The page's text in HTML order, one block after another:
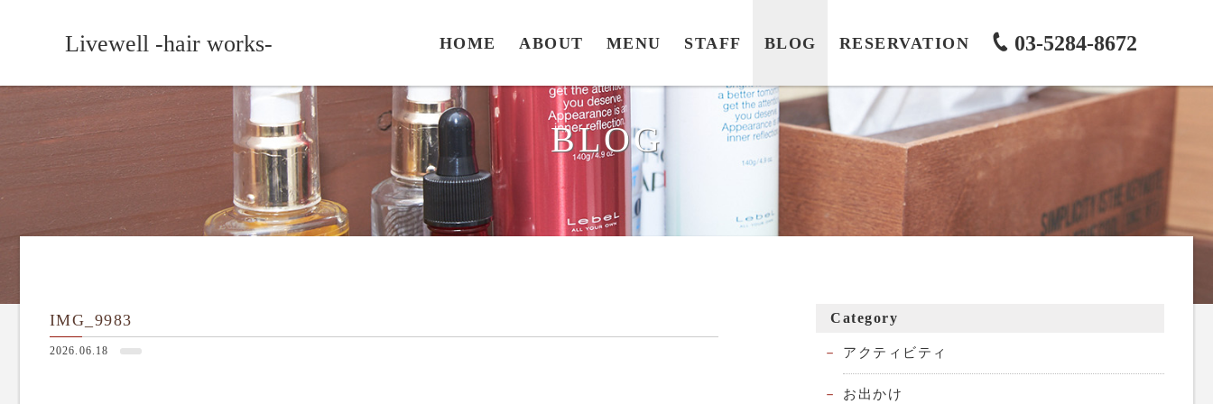
Livewell -hair works- HOME ABOUT MENU STAFF BLOG RESERVATION 03-5284-8672
BLOG
IMG_9983
2026.06.18
Category
アクティビティ
お出かけ